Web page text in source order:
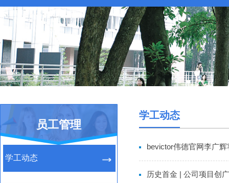
员工管理
学工动态
学工动态
bevictor伟德官网李广
历史首金 | 公司项目创